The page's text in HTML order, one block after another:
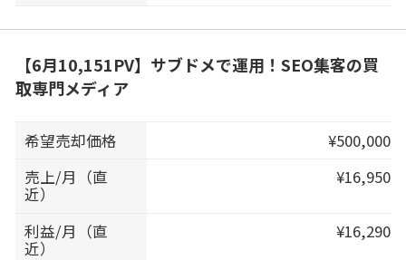
【6月10,151PV】サブドメで運用！SEO集客の買
取専門メディア
希望売却価格
¥500,000
売上/月（直
近）
¥16,950
利益/月（直
近）
¥16,290